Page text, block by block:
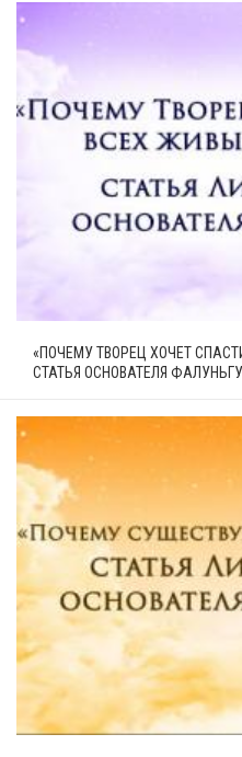
«ПОЧЕМУ ТВОРЕЦ ХОЧЕТ
СТАТЬЯ ОСНОВАТЕЛЯ